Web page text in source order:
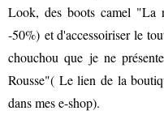
Look, des boots camel "La
-50%) et d'accessoiriser le
chouchou que je ne
Rousse"( Le lien de la
dans mes e-shop).